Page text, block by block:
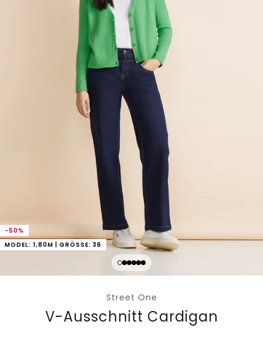
-50%
MODEL: 1,80M | GRÖSSE: 36
Street One
V-Ausschnitt Cardigan